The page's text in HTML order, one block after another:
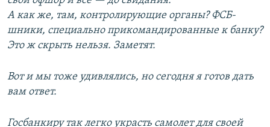
А как же, там, контролирующие органы? ФСБ-
шники, специально прикомандированные к банку?
Это ж скрыть нельзя. Заметят.
Вот и мы тоже удивлялись, но сегодня я готов дать
вам ответ.
Госбанкиру так легко украсть самолет для своей